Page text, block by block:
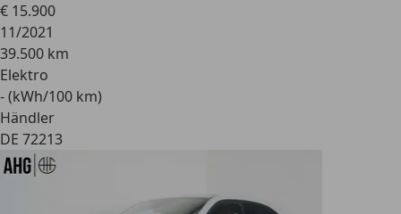
€ 15.900
11/2021
39.500 km
Elektro
- (kWh/100 km)
Händler
DE 72213